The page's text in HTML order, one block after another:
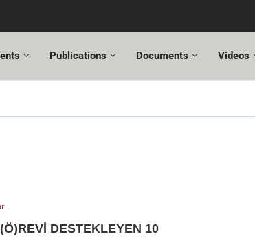
Publications Documents Videos
DESTEKLEYEN 10